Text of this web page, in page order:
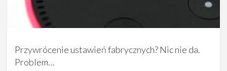
Przywrócenie ustawień fabrycznych? Nic nie da.
Problem…